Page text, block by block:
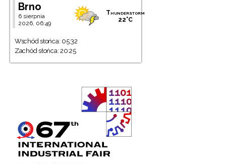
Brno
6 sierpnia
2026, 06:49
Thunderstorm
22°C
Wschód słońca: 05:32
Zachód słońca: 20:25